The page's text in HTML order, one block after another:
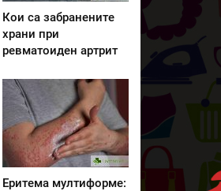
Кои са забранените
храни при
ревматоиден артрит
Еритема мултиформе: